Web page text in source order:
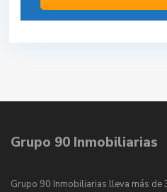
Grupo 90 Inmobiliarias
Grupo 90 Inmobiliarias lleva más de